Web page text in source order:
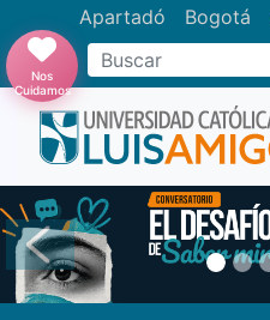
Apartadó Bogotá
Buscar
Nos
Cuidamos
Anterior